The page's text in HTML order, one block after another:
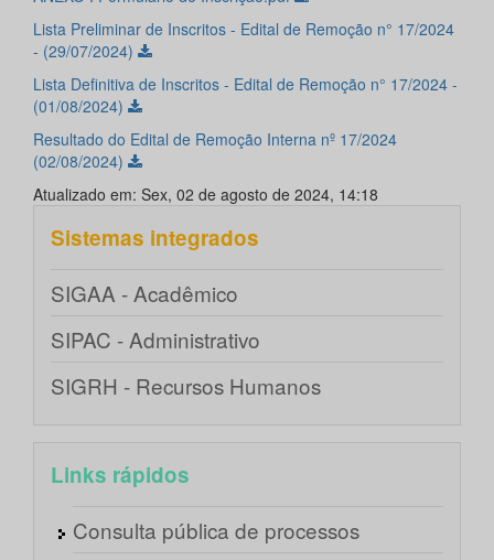
Lista Preliminar de Inscritos - Edital de Remoção n° 17/2024
- (29/07/2024)
Lista Definitiva de Inscritos - Edital de Remoção n° 17/2024 -
(01/08/2024)
Resultado do Edital de Remoção Interna nº 17/2024
(02/08/2024)
Atualizado em: Sex, 02 de agosto de 2024, 14:18
Sistemas integrados
SIGAA - Acadêmico
SIPAC - Administrativo
SIGRH - Recursos Humanos
Links rápidos
Consulta pública de processos